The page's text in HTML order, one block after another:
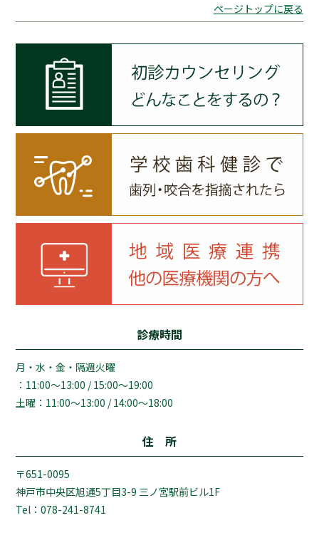
ページトップに戻る
診療時間
月・水・金・隔週火曜
：11:00～13:00 / 15:00～19:00
土曜：11:00～13:00 / 14:00～18:00
住 所
〒651-0095
神戸市中央区旭通5丁目3-9 三ノ宮駅前ビル1F
Tel：078-241-8741